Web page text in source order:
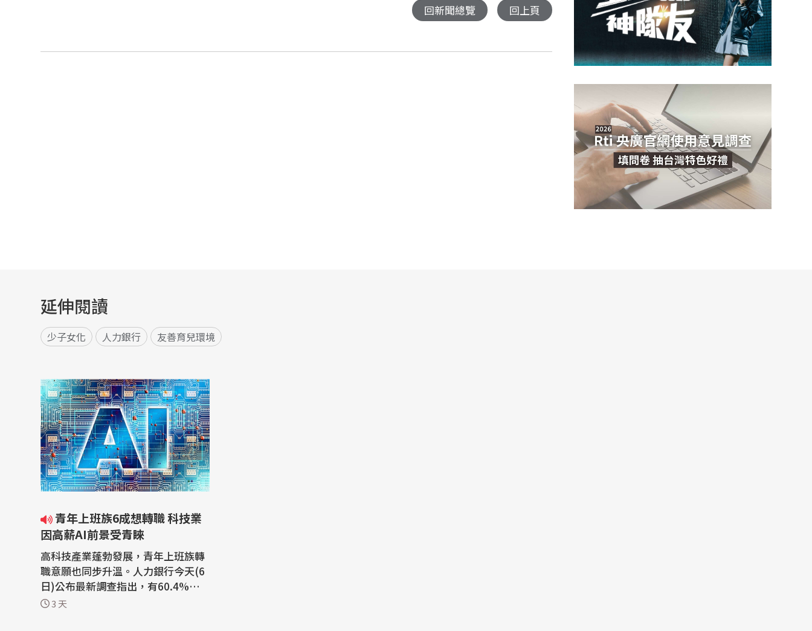
回新聞總覽 回上頁
延伸閱讀
少子女化 人力銀行 友善育兒環境
青年上班族6成想轉職 科技業
因高薪AI前景受青睞
高科技產業蓬勃發展，青年上班族轉
職意願也同步升溫。人力銀行今天(6
日)公布最新調查指出，有60.4%的1
8至35歲青年上班族有轉職打算，主
3 天